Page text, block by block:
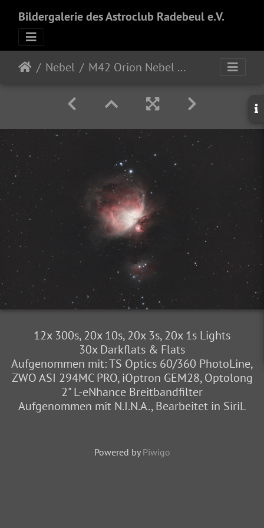
Bildergalerie des Astroclub Radebeul e.V.
Nebel M42 Orion Nebel in HDR
12x 300s, 20x 10s, 20x 3s, 20x 1s Lights
30x Darkflats & Flats
Aufgenommen mit: TS Optics 60/360 PhotoLine,
ZWO ASI 294MC PRO, iOptron GEM28, Optolong
2" L-eNhance Breitbandfilter
Aufgenommen mit N.I.N.A., Bearbeitet in SiriL
Powered by Piwigo